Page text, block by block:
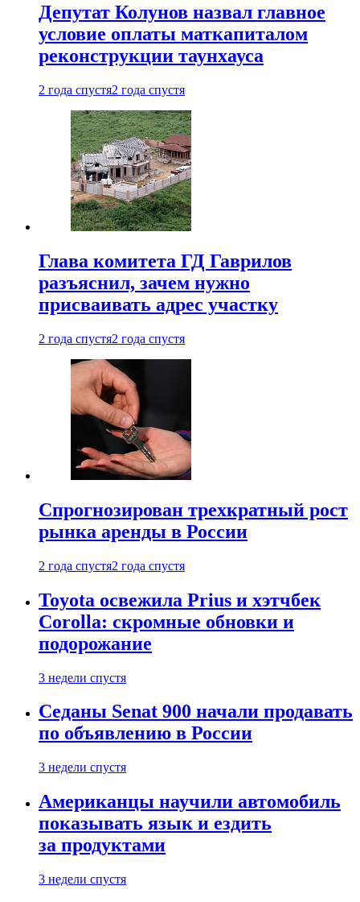
Депутат Колунов назвал главное
условие оплаты маткапиталом
реконструкции таунхауса
2 года спустя2 года спустя
Глава комитета ГД Гаврилов
разъяснил, зачем нужно
присваивать адрес участку
2 года спустя2 года спустя
Спрогнозирован трехкратный рост
рынка аренды в России
2 года спустя2 года спустя
Toyota освежила Prius и хэтчбек
Corolla: скромные обновки и
подорожание
3 недели спустя
Седаны Senat 900 начали продавать
по объявлению в России
3 недели спустя
Американцы научили автомобиль
показывать язык и ездить
за продуктами
3 недели спустя